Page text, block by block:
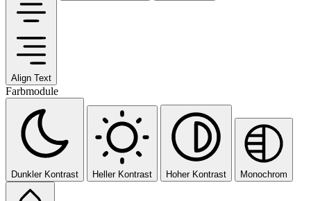
Align Text
Farbmodule
Dunkler Kontrast Heller Kontrast Hoher Kontrast Monochrom